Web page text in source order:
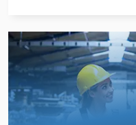
Dikenli Tel
El Kesme
El Kesmece